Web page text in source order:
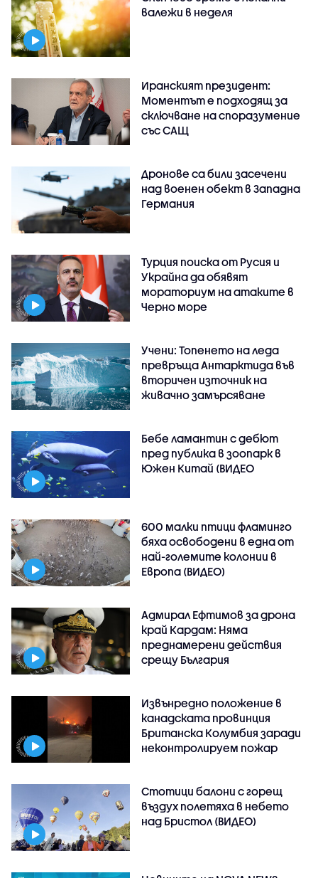
валежи в неделя
Иранският президент:
Моментът е подходящ за
сключване на споразумение
със САЩ
Дронове са били засечени
над военен обект в Западна
Германия
Турция поиска от Русия и
Украйна да обявят
мораториум на атаките в
Черно море
Учени: Топенето на леда
превръща Антарктида във
вторичен източник на
живачно замърсяване
Бебе ламантин с дебют
пред публика в зоопарк в
Южен Китай (ВИДЕО
600 малки птици фламинго
бяха освободени в една от
най-големите колонии в
Европа (ВИДЕО)
Адмирал Ефтимов за дрона
край Кардам: Няма
преднамерени действия
срещу България
Извънредно положение в
канадската провинция
Британска Колумбия заради
неконтролируем пожар
Стотици балони с горещ
въздух полетяха в небето
над Бристол (ВИДЕО)